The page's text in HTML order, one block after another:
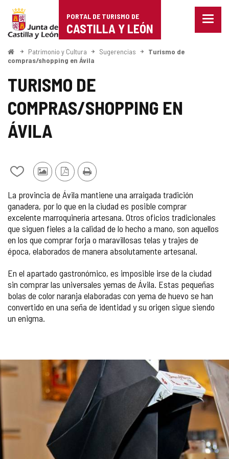
Portal
de
Turismo
de
Castilla
León
PORTAL DE TURISMO DE
CASTILLA Y LEÓN
Menu
InicioPatrimonio y Cultura Sugerencias
Turismo de
compras/shopping en Ávila
TURISMO DE
COMPRAS/SHOPPING EN
ÁVILA
Añadir/quitar
mis
cuadernos
Fotos
otros
turistas
VersiónImprimir
La provincia de Ávila mantiene una arraigada tradición
ganadera, por lo que en la ciudad es posible comprar
excelente marroquinería artesana. Otros oficios tradicionales
que siguen fieles a la calidad de lo hecho a mano, son aquellos
en los que comprar forja o maravillosas telas y trajes de
época, elaborados de manera absolutamente artesanal.
En el apartado gastronómico, es imposible irse de la ciudad
sin comprar las universales yemas de Ávila. Estas pequeñas
bolas de color naranja elaboradas con yema de huevo se han
convertido en una seña de identidad y su origen sigue siendo
un enigma.
GALERÍA
DE
IMÁGENES
Número
de